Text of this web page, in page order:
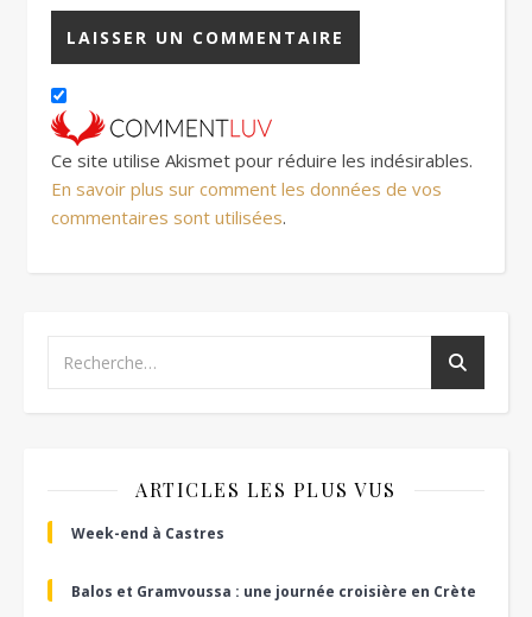
Ce site utilise Akismet pour réduire les indésirables.
En savoir plus sur comment les données de vos
commentaires sont utilisées.
ARTICLES LES PLUS VUS
Week-end à Castres
Balos et Gramvoussa : une journée croisière en Crète